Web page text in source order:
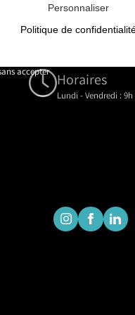
contact@gd-drones-
Horaires
Lundi - Vendredi : 9h
Personnaliser
Politique de
accepter